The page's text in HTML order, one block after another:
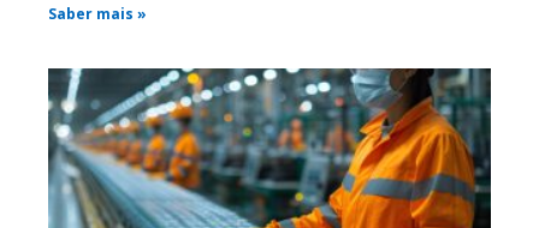
Saber mais »